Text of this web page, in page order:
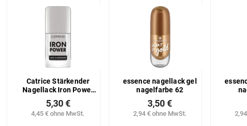
Catrice Stärkender
Nagellack Iron Power
010;
5,30 €
4,45 € ohne MwSt.
essence nagellack gel
nagelfarbe 62
3,50 €
2,94 € ohne MwSt.